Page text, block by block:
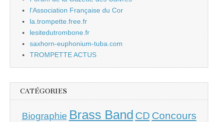
l'Association Française du Cor
la.trompette.free.fr
lesitedutrombone.fr
saxhorn-euphonium-tuba.com
TROMPETTE ACTUS
CATÉGORIES
Biographie Brass Band CD Concours